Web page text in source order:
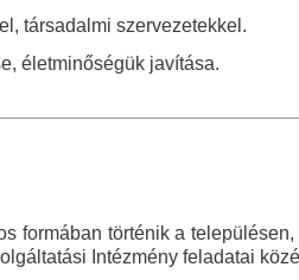
társadalmi szervezetekkel.
életminőségük javítása.
formában történik a
Intézmény feladatai